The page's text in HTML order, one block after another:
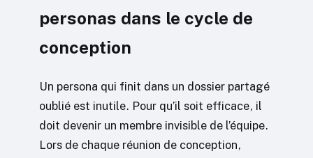
personas dans le cycle de
conception
Un persona qui finit dans un dossier partagé
oublié est inutile. Pour qu’il soit efficace, il
doit devenir un membre invisible de l’équipe.
Lors de chaque réunion de conception,